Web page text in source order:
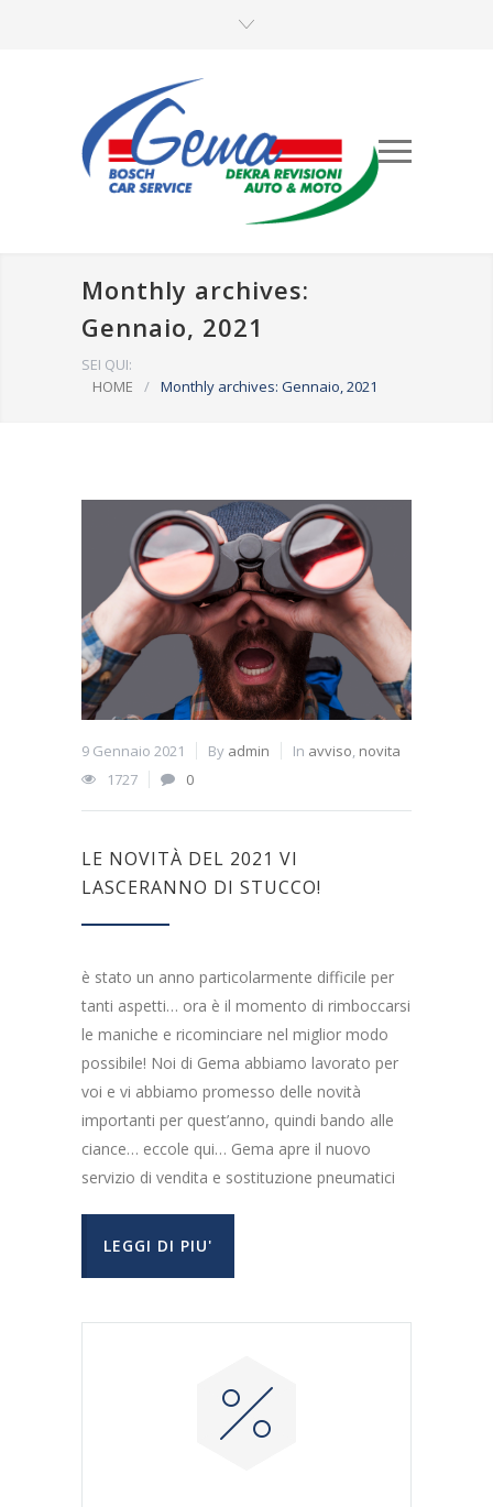
Monthly archives:
Gennaio, 2021
SEI QUI:
HOME
/ Monthly archives: Gennaio, 2021
9 Gennaio 2021 By admin In avviso, novita
1727
0
LE NOVITÀ DEL 2021 VI
LASCERANNO DI STUCCO!
è stato un anno particolarmente difficile per
tanti aspetti… ora è il momento di rimboccarsi
le maniche e ricominciare nel miglior modo
possibile! Noi di Gema abbiamo lavorato per
voi e vi abbiamo promesso delle novità
importanti per quest’anno, quindi bando alle
ciance… eccole qui… Gema apre il nuovo
servizio di vendita e sostituzione pneumatici
LEGGI DI PIU'